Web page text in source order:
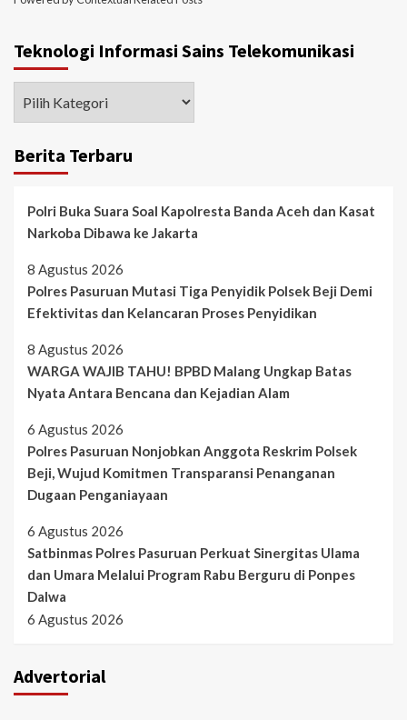
Teknologi Informasi Sains Telekomunikasi
Berita Terbaru
Polri Buka Suara Soal Kapolresta Banda Aceh dan Kasat
Narkoba Dibawa ke Jakarta
8 Agustus 2026
Polres Pasuruan Mutasi Tiga Penyidik Polsek Beji Demi
Efektivitas dan Kelancaran Proses Penyidikan
8 Agustus 2026
WARGA WAJIB TAHU! BPBD Malang Ungkap Batas
Nyata Antara Bencana dan Kejadian Alam
6 Agustus 2026
Polres Pasuruan Nonjobkan Anggota Reskrim Polsek
Beji, Wujud Komitmen Transparansi Penanganan
Dugaan Penganiayaan
6 Agustus 2026
Satbinmas Polres Pasuruan Perkuat Sinergitas Ulama
dan Umara Melalui Program Rabu Berguru di Ponpes
Dalwa
6 Agustus 2026
Advertorial